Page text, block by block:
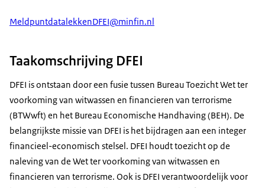
MeldpuntdatalekkenDFEI@minfin.nl
Taakomschrijving DFEI
DFEI is ontstaan door een fusie tussen Bureau Toezicht Wet ter
voorkoming van witwassen en financieren van terrorisme
(BTWwft) en het Bureau Economische Handhaving (BEH). De
belangrijkste missie van DFEI is het bijdragen aan een integer
financieel-economisch stelsel. DFEI houdt toezicht op de
naleving van de Wet ter voorkoming van witwassen en
financieren van terrorisme. Ook is DFEI verantwoordelijk voor